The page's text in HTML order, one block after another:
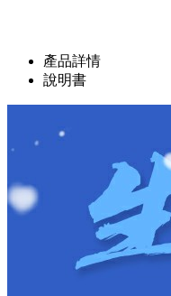
產品詳情
說明書